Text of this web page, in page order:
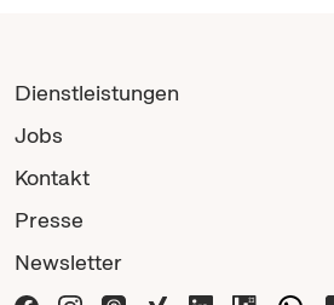
Dienstleistungen
Jobs
Kontakt
Presse
Newsletter